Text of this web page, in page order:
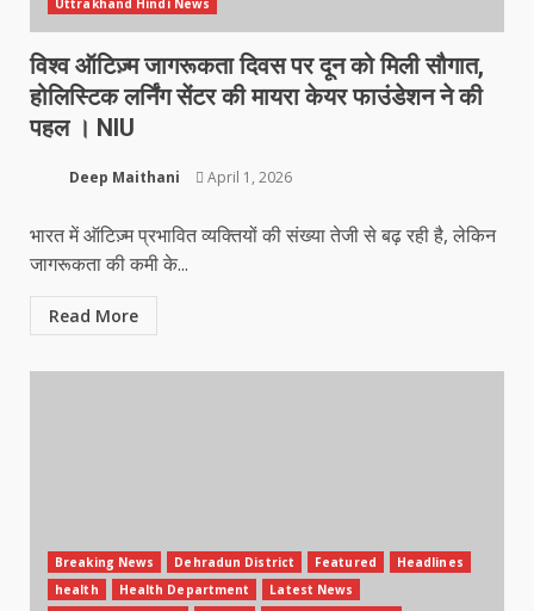
विश्व ऑटिज़्म जागरूकता दिवस पर दून को मिली सौगात,
होलिस्टिक लर्निंग सेंटर की मायरा केयर फाउंडेशन ने की
पहल । NIU
Deep Maithani April 1, 2026
भारत में ऑटिज़्म प्रभावित व्यक्तियों की संख्या तेजी से बढ़ रही है, लेकिन
जागरूकता की कमी के...
Read More
Breaking News Dehradun District Featured
Headlines
health
Health Department
Latest News